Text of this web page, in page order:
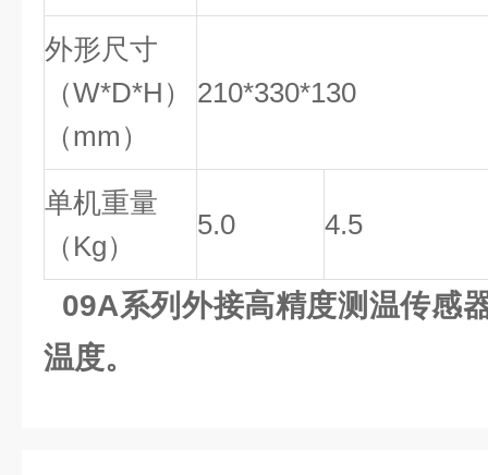
外形尺寸
（W*D*H）
（mm）
210*330*130
单机重量
（Kg）
5.0 4.5
09A系列外接高精度测温传感
温度。